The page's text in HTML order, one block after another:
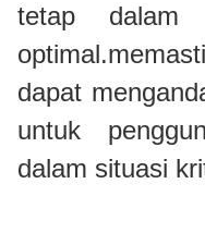
tetap dalam
dapat
untuk
dalam situasi